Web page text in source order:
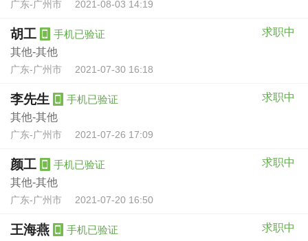
广东-广州市 2021-08-03 14:19
胡工 手机已验证
求职中
其他-其他
广东-广州市 2021-07-30 16:18
李先生 手机已验证
求职中
其他-其他
广东-广州市 2021-07-26 17:09
颜工 手机已验证
求职中
其他-其他
广东-广州市 2021-07-20 16:50
王海燕 手机已验证
求职中